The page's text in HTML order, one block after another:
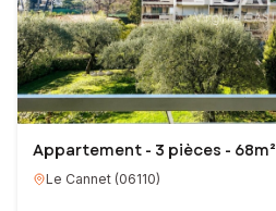
Appartement - 3 pièces - 68m²
Le Cannet (06110)